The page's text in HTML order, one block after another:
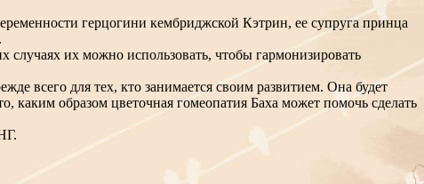
герцогини кембриджской Кэтрин, ее супруга принца
их можно использовать, чтобы гармонизировать
всего для тех, кто занимается своим развитием. Она будет
образом цветочная гомеопатия Баха может помочь сделать